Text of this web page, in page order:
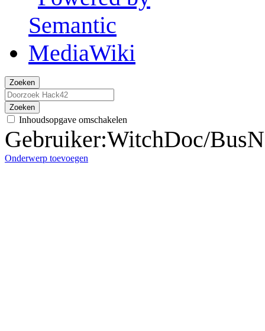
Zoeken
Zoeken
Inhoudsopgave omschakelen
Gebruiker:WitchDoc/
Onderwerp toevoegen